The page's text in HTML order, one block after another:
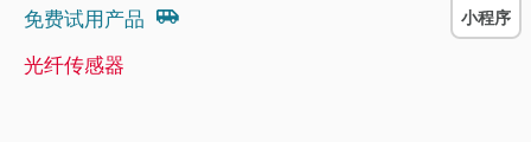
免费试用产品
光纤传感器
小程序